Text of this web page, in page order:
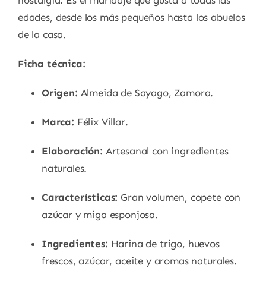
edades, desde los más pequeños hasta los abuelos
de la casa.
Ficha técnica:
Origen: Almeida de Sayago, Zamora.
Marca: Félix Villar.
Elaboración: Artesanal con ingredientes
naturales.
Características: Gran volumen, copete con
azúcar y miga esponjosa.
Ingredientes: Harina de trigo, huevos
frescos, azúcar, aceite y aromas naturales.